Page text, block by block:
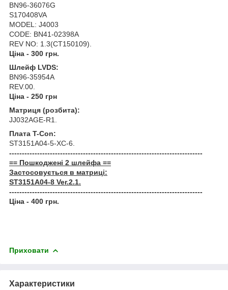
BN96-36076G
S170408VA
MODEL: J4003
CODE: BN41-02398A
REV NO: 1.3(CT150109).
Ціна - 300 грн.
Шлейф LVDS:
BN96-35954A
REV.00.
Ціна - 250 грн
Матриця (розбита):
JJ032AGE-R1.
Плата T-Con:
ST3151A04-5-XC-6.
----------------------------------------------------------------------------
== Пошкоджені 2 шлейфа ==
Застосовується в матриці:
ST3151A04-8 Ver.2.1.
----------------------------------------------------------------------------
Ціна - 400 грн.
Приховати
Характеристики